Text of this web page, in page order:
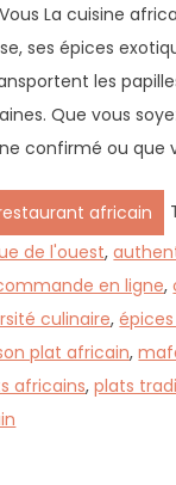
La cuisine
ses épices
les
Que vous
confirmé ou que
africain
de l'ouest,
en ligne,
culinaire,
plat africain,
africains,plats